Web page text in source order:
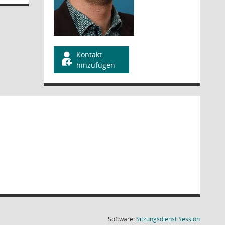
Kontakt
hinzufügen
Software:SitzungsdienstSession(Wird in